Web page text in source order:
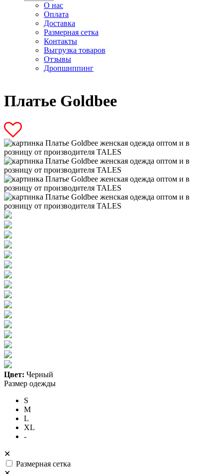
О нас
Оплата
Доставка
Размерная сетка
Контакты
Выгрузка товаров
Отзывы
Дропшиппинг
Платье Goldbee
Цвет: Черный
Размер одежды
S
M
L
XL
-
✕
Размерная сетка